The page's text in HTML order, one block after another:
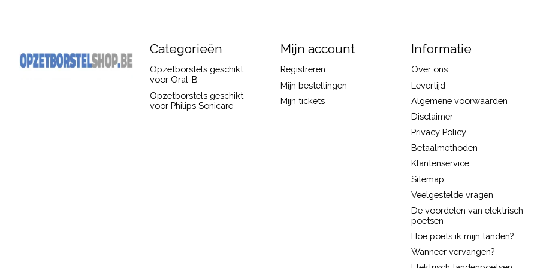
Categorieën
Opzetborstels geschikt
voor Oral-B
Opzetborstels geschikt
voor Philips Sonicare
Mijn account
Registreren
Mijn bestellingen
Mijn tickets
Informatie
Over ons
Levertijd
Algemene voorwaarden
Disclaimer
Privacy Policy
Betaalmethoden
Klantenservice
Sitemap
Veelgestelde vragen
De voordelen van elektrisch
poetsen
Hoe poets ik mijn tanden?
Wanneer vervangen?